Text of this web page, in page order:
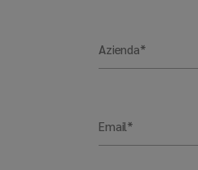
Azienda*
Email*